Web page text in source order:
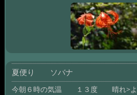
夏便り ソバナ
今朝６時の気温 １３度 晴れ>よく